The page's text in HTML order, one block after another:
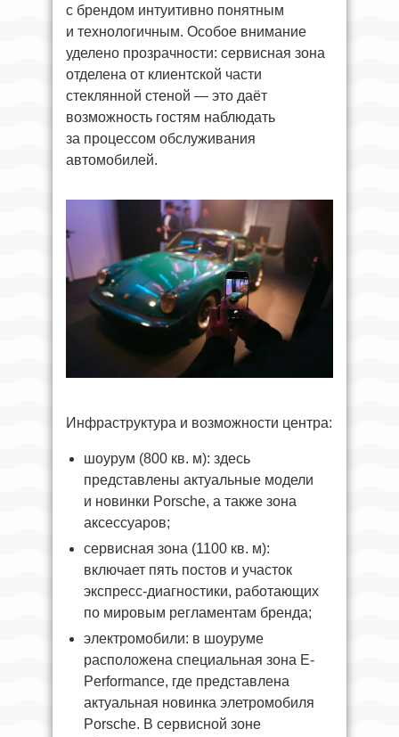
с брендом интуитивно понятным
и технологичным. Особое внимание
уделено прозрачности: сервисная зона
отделена от клиентской части
стеклянной стеной — это даёт
возможность гостям наблюдать
за процессом обслуживания
автомобилей.
Инфраструктура и возможности центра:
шоурум (800 кв. м): здесь
представлены актуальные модели
и новинки Porsche, а также зона
аксессуаров;
сервисная зона (1100 кв. м):
включает пять постов и участок
экспресс-диагностики, работающих
по мировым регламентам бренда;
электромобили: в шоуруме
расположена специальная зона E-
Performance, где представлена
актуальная новинка элетромобиля
Porsche. В сервисной зоне